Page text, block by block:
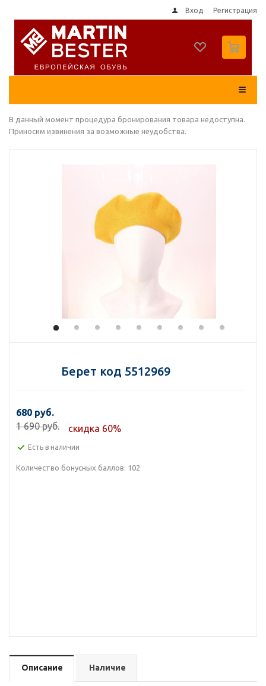
Вход Регистрация
В данный момент процедура бронирования товара недоступна.
Приносим извинения за возможные неудобства.
Берет код 5512969
680 руб.
1 690 руб.
скидка 60%
Есть в наличии
Количество бонусных баллов: 102
Описание Наличие